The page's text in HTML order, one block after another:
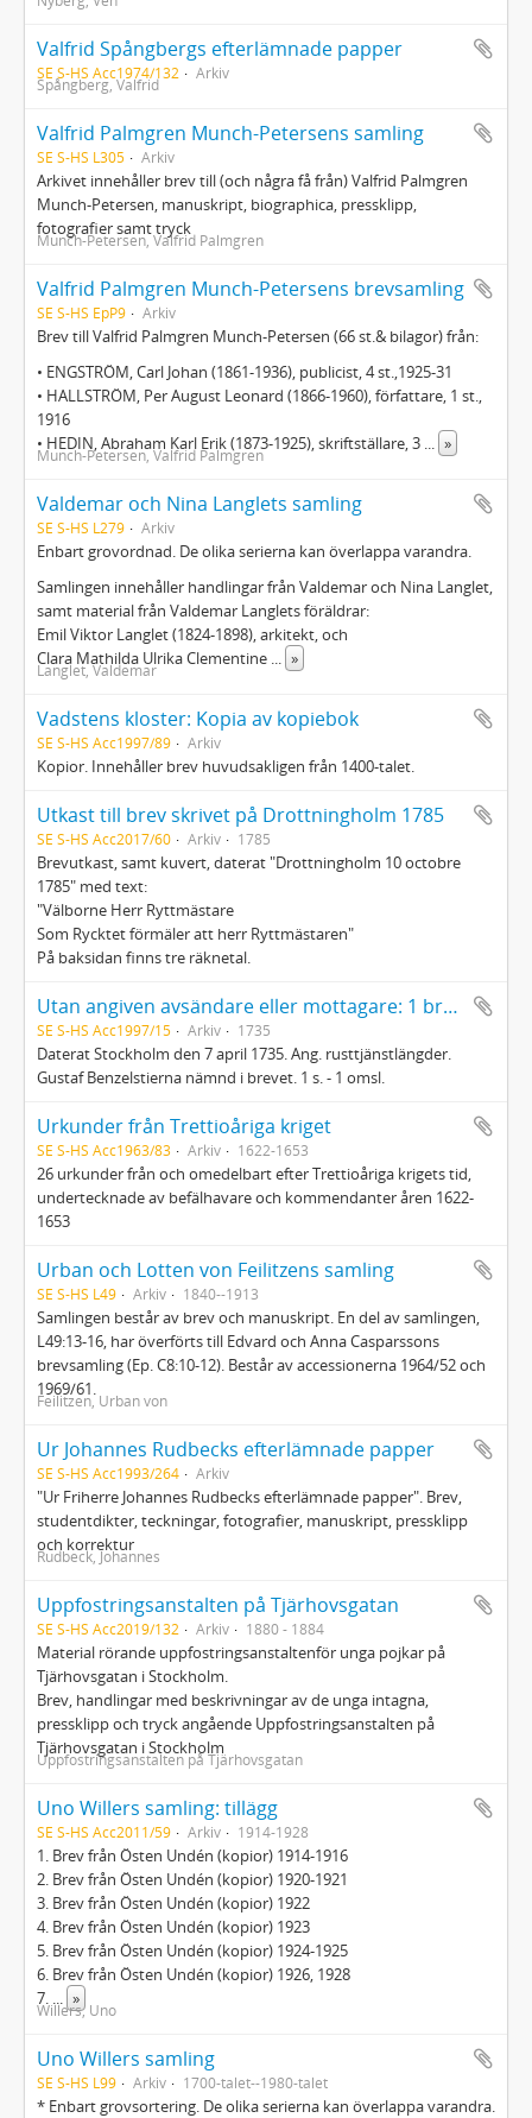
Valfrid Spångbergs efterlämnade papper
SE S-HS Acc1974/132 Arkiv
Spångberg, Valfrid
Valfrid Palmgren Munch-Petersens samling
SE S-HS L305 Arkiv
Arkivet innehåller brev till (och några få från) Valfrid Palmgren
Munch-Petersen, manuskript, biographica, pressklipp,
fotografier samt tryck
Munch-Petersen, Valfrid Palmgren
Valfrid Palmgren Munch-Petersens brevsamling
SE S-HS EpP9 Arkiv
Brev till Valfrid Palmgren Munch-Petersen (66 st.& bilagor) från:
• ENGSTRÖM, Carl Johan (1861-1936), publicist, 4 st.,1925-31
• HALLSTRÖM, Per August Leonard (1866-1960), författare, 1 st.,
1916
• HEDIN, Abraham Karl Erik (1873-1925), skriftställare, 3 ... »
Munch-Petersen, Valfrid Palmgren
Valdemar och Nina Langlets samling
SE S-HS L279 Arkiv
Enbart grovordnad. De olika serierna kan överlappa varandra.
Samlingen innehåller handlingar från Valdemar och Nina Langlet,
samt material från Valdemar Langlets föräldrar:
Emil Viktor Langlet (1824-1898), arkitekt, och
Clara Mathilda Ulrika Clementine ... »
Langlet, Valdemar
Vadstens kloster: Kopia av kopiebok
SE S-HS Acc1997/89 Arkiv
Kopior. Innehåller brev huvudsakligen från 1400-talet.
Utkast till brev skrivet på Drottningholm 1785
SE S-HS Acc2017/60 Arkiv 1785
Brevutkast, samt kuvert, daterat "Drottningholm 10 octobre
1785" med text:
"Välborne Herr Ryttmästare
Som Rycktet förmäler att herr Ryttmästaren"
På baksidan finns tre räknetal.
Utan angiven avsändare eller mottagare: 1 brev 1735
SE S-HS Acc1997/15 Arkiv 1735
Daterat Stockholm den 7 april 1735. Ang. rusttjänstlängder.
Gustaf Benzelstierna nämnd i brevet. 1 s. - 1 omsl.
Urkunder från Trettioåriga kriget
SE S-HS Acc1963/83 Arkiv 1622-1653
26 urkunder från och omedelbart efter Trettioåriga krigets tid,
undertecknade av befälhavare och kommendanter åren 1622-
1653
Urban och Lotten von Feilitzens samling
SE S-HS L49 Arkiv 1840--1913
Samlingen består av brev och manuskript. En del av samlingen,
L49:13-16, har överförts till Edvard och Anna Casparssons
brevsamling (Ep. C8:10-12). Består av accessionerna 1964/52 och
1969/61.
Feilitzen, Urban von
Ur Johannes Rudbecks efterlämnade papper
SE S-HS Acc1993/264 Arkiv
"Ur Friherre Johannes Rudbecks efterlämnade papper". Brev,
studentdikter, teckningar, fotografier, manuskript, pressklipp
och korrektur
Rudbeck, Johannes
Uppfostringsanstalten på Tjärhovsgatan
SE S-HS Acc2019/132 Arkiv 1880 - 1884
Material rörande uppfostringsanstaltenför unga pojkar på
Tjärhovsgatan i Stockholm.
Brev, handlingar med beskrivningar av de unga intagna,
pressklipp och tryck angående Uppfostringsanstalten på
Tjärhovsgatan i Stockholm
Uppfostringsanstalten på Tjärhovsgatan
Uno Willers samling: tillägg
SE S-HS Acc2011/59 Arkiv 1914-1928
1. Brev från Östen Undén (kopior) 1914-1916
2. Brev från Östen Undén (kopior) 1920-1921
3. Brev från Östen Undén (kopior) 1922
4. Brev från Östen Undén (kopior) 1923
5. Brev från Östen Undén (kopior) 1924-1925
6. Brev från Östen Undén (kopior) 1926, 1928
7. ... »
Willers, Uno
Uno Willers samling
SE S-HS L99 Arkiv 1700-talet--1980-talet
* Enbart grovsortering. De olika serierna kan överlappa varandra.